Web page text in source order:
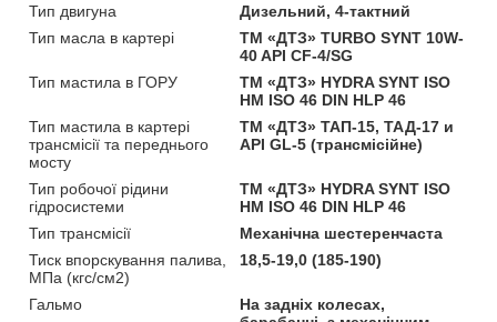
Тип двигуна
Дизельний, 4-тактний
Тип масла в картері
ТМ «ДТЗ» TURBO SYNT 10W-
40 API CF-4/SG
Тип мастила в ГОРУ
ТМ «ДТЗ» HYDRA SYNT ISO
НМ ISO 46 DIN HLP 46
Тип мастила в картері
трансмісії та переднього
мосту
ТМ «ДТЗ» ТАП-15, ТАД-17 и
API GL-5 (трансмісійне)
Тип робочої рідини
гідросистеми
ТМ «ДТЗ» HYDRA SYNT ISO
НМ ISO 46 DIN HLP 46
Тип трансмісії
Механічна шестеренчаста
Тиск впорскування палива,
МПа (кгс/см2)
18,5-19,0 (185-190)
Гальмо
На задніх колесах,